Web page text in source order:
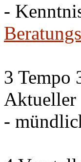
-
3 Tempo
Aktueller
-